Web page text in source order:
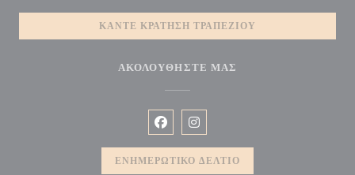
ΚΆΝΤΕ ΚΡΆΤΗΣΗ ΤΡΑΠΕΖΙΟΎ
ΑΚΟΛΟΥΘΉΣΤΕ ΜΑΣ
Facebook ((ανοίγει σε νέο παράθυρο))
Instagram ((ανοίγει σε νέο
ΕΝΗΜΕΡΩΤΙΚΌ ΔΕΛΤΊΟ